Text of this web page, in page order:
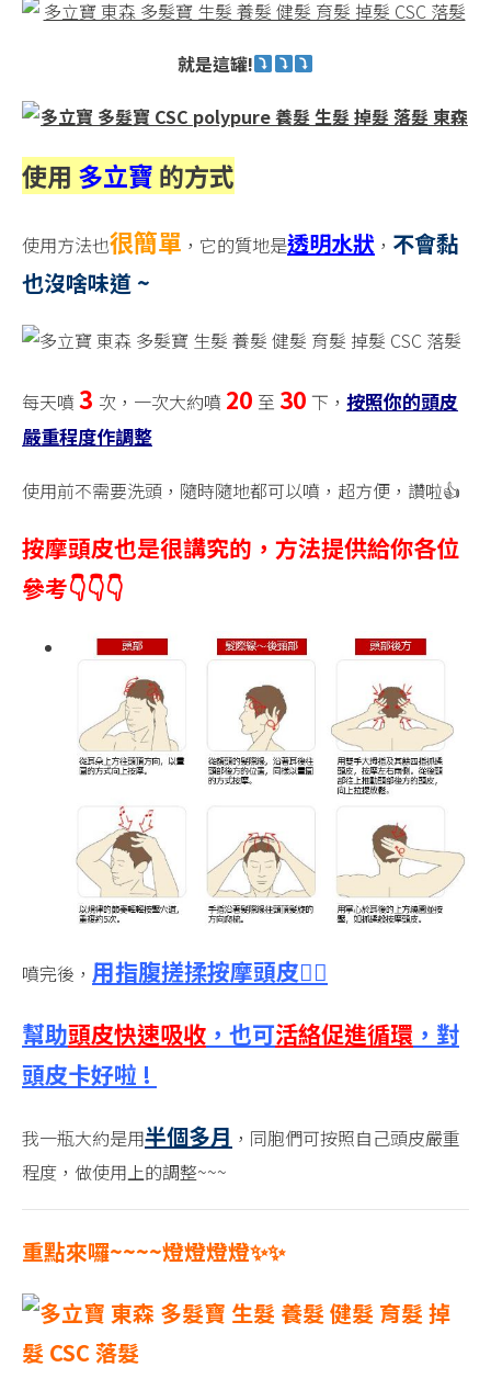
就是這罐!
使用 多立寶 的方式
使用方法也很簡單 ，它的質地是透明水狀 ， 不會黏
也沒啥味道 ~
每天噴3 次，一次大約噴 20 至 30 下， 按照你的頭皮
嚴重程度作調整
使用前不需要洗頭，隨時隨地都可以噴，超方便，讚啦👍
按摩頭皮也是很講究的，方法提供給你各位
參考👇👇👇
噴完後， 用指腹搓揉按摩頭皮💆‍♂️
幫助頭皮快速吸收 ，也可活絡促進循環 ，對
頭皮卡好啦 !
我一瓶大約是用半個多月 ，同胞們可按照自己頭皮嚴重
程度，做使用上的調整~~~
重點來囉~~~~燈燈燈燈✨✨